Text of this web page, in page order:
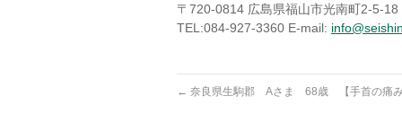
〒720-0814 広島県福山市光南町2-5-
TEL:084-927-3360 E-mail:
← 奈良県生駒郡 Aさま 68歳 【手首の痛